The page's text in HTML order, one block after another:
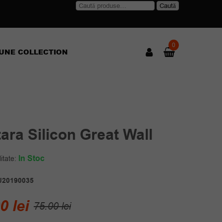
Caută
Caută
COLLECTION
0
Silicon Great Wall
In Stoc
75.00leiPrețul
lei
Prețul